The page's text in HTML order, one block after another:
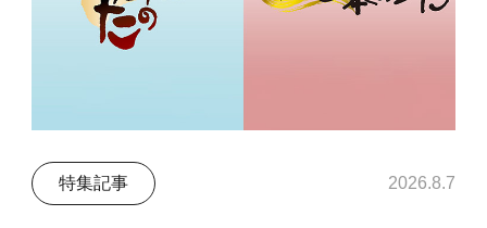
特集記事 2026.8.7